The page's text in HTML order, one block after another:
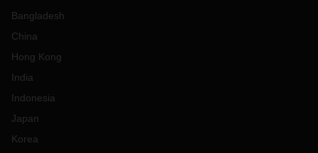
Bangladesh
China
Hong Kong
India
Indonesia
Japan
Korea